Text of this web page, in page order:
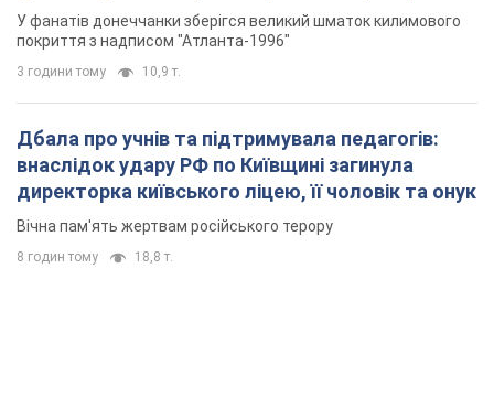
"золото" Олімпіади
У фанатів донеччанки зберігся великий шматок килимового
покриття з надписом "Атланта-1996"
3 години тому 10,9 т.
Дбала про учнів та підтримувала педагогів:
внаслідок удару РФ по Київщині загинула
директорка київського ліцею, її чоловік та онук
Вічна пам'ять жертвам російського терору
8 годин тому 18,8 т.